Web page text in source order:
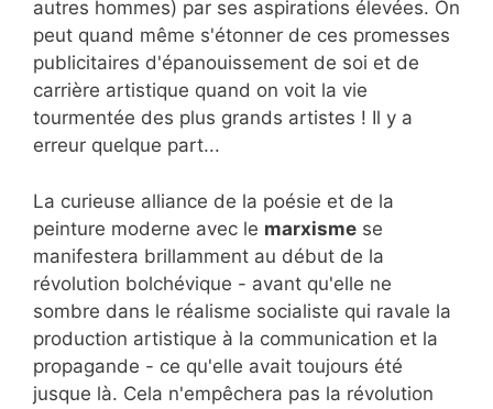
autres hommes) par ses aspirations élevées. On
peut quand même s'étonner de ces promesses
publicitaires d'épanouissement de soi et de
carrière artistique quand on voit la vie
tourmentée des plus grands artistes ! Il y a
erreur quelque part...
La curieuse alliance de la poésie et de la
peinture moderne avec le marxisme se
manifestera brillamment au début de la
révolution bolchévique - avant qu'elle ne
sombre dans le réalisme socialiste qui ravale la
production artistique à la communication et la
propagande - ce qu'elle avait toujours été
jusque là. Cela n'empêchera pas la révolution